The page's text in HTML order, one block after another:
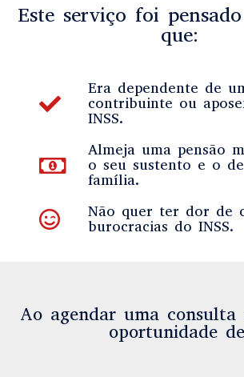
Este serviço foi
que:
Era dependente de
contribuinte ou
INSS.
Almeja uma pensão
o seu sustento e o
família.
Não quer ter dor de
burocracias do INSS.
Ao agendar uma
oportunidade